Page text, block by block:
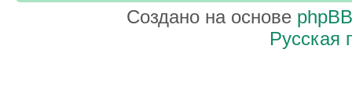
Создано на основе phpBB
Русская